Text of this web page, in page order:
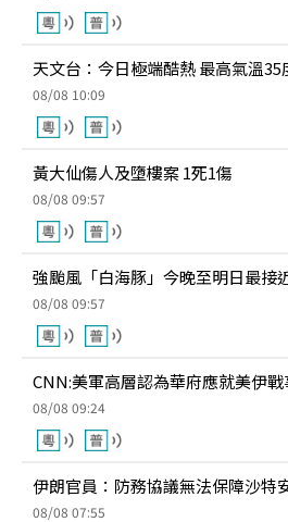
天文台：今日極端酷熱 最高氣溫35
08/08 10:09
黃大仙傷人及墮樓案 1死1傷
08/08 09:57
強颱風「白海豚」今晚至明日最接
08/08 09:57
CNN:美軍高層認為華府應就美伊戰
08/08 09:24
伊朗官員：防務協議無法保障沙特
08/08 07:55